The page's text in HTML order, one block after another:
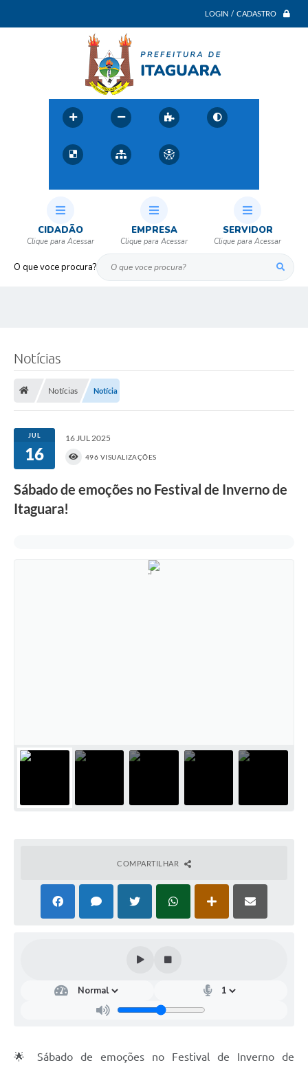
LOGIN / CADASTRO
O que voce procura?
CIDADÃO EMPRESA SERVIDOR
Notícias
Notícias Notícia
JUL
16
16 JUL 2025
496 VISUALIZAÇÕES
Sábado de emoções no Festival de Inverno de
Itaguara!
COMPARTILHAR
🌟 Sábado de emoções no Festival de Inverno de